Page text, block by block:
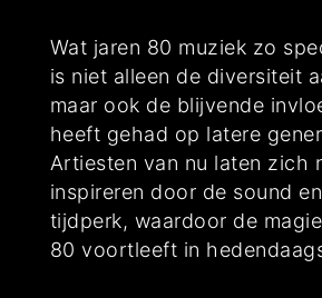
Wat jaren 80 muziek zo
is niet alleen de diversiteit
maar ook de blijvende
heeft gehad op latere
Artiesten van nu laten zich
inspireren door de sound
tijdperk, waardoor de
80 voortleeft in